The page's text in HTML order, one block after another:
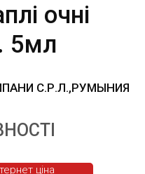
очні
5мл
С.Р.Л.,РУМЫНИЯ
ціна